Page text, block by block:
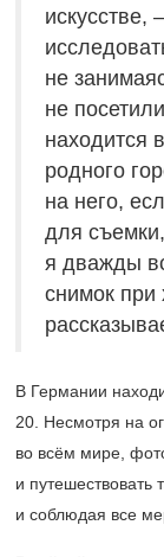
искусстве,
не
не
находится
родного
на него,
для
я дважды
снимок
В Германии
20. Несмотря на
во всём мире,
и путешествовать
и соблюдая все